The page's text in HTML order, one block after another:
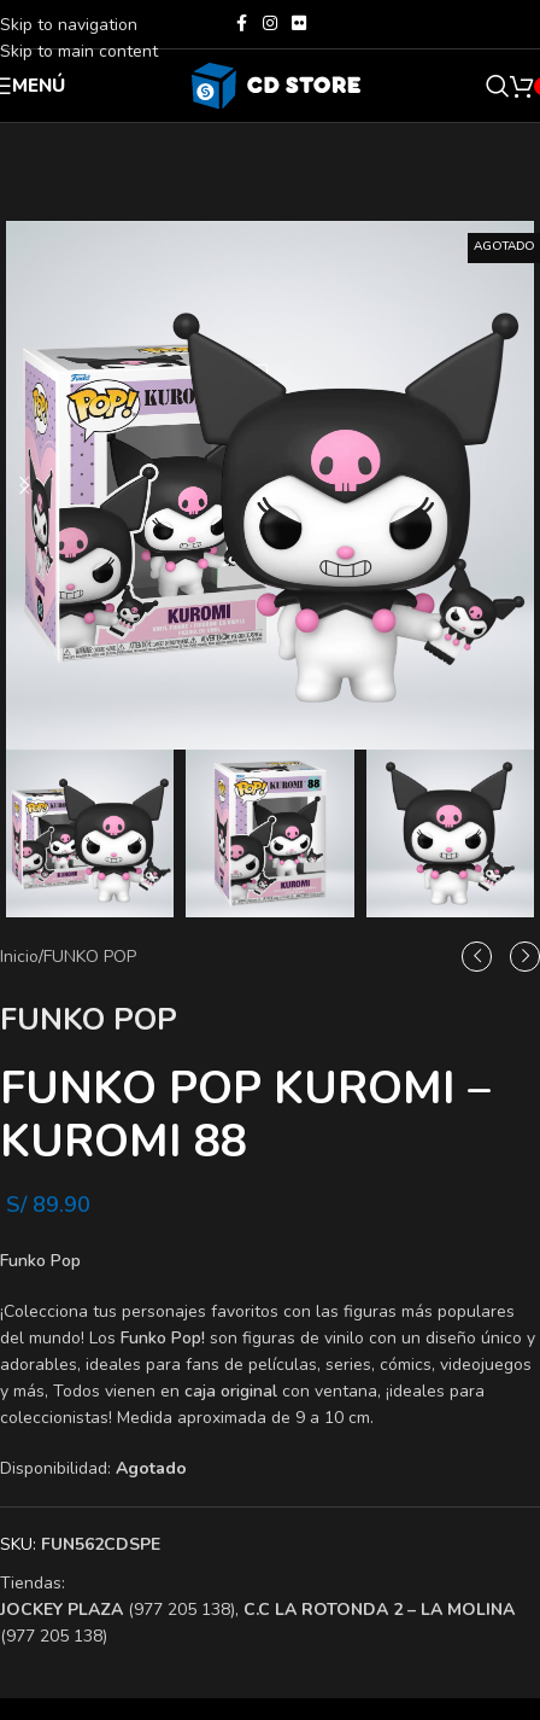
Skip to navigation
Skip to main content
MENÚ
AGOTADO
Inicio/FUNKO POP
FUNKO POP
FUNKO POP KUROMI –
KUROMI 88
S/89.90
Funko Pop
¡Colecciona tus personajes favoritos con las figuras más populares
del mundo! Los Funko Pop! son figuras de vinilo con un diseño único y
adorables, ideales para fans de películas, series, cómics, videojuegos
y más, Todos vienen en caja original con ventana, ¡ideales para
coleccionistas! Medida aproximada de 9 a 10 cm.
Disponibilidad: Agotado
SKU: FUN562CDSPE
Tiendas:
​JOCKEY PLAZA (977 205 138), ​C.C LA ROTONDA 2 – LA MOLINA
(977 205 138)